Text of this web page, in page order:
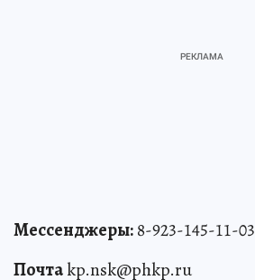
Мессенджеры:8-923-145-11-03
Почтаkp.nsk@phkp.ru